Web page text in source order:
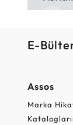
E-
Assos
Marka